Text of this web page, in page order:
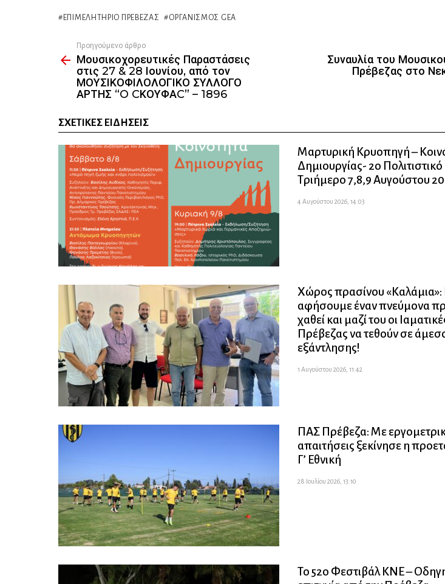
ΕΠΙΜΕΛΗΤΉΡΙΟ ΠΡΈΒΕΖΑΣ ΟΡΓΑΝΙΣΜΌΣ GEA
more
Προηγούμενο άρθρο
Μουσικοχορευτικές Παραστάσεις
στις 27 & 28 Ιουνίου, από τον
ΜΟΥΣΙΚΟΦΙΛΟΛΟΓΙΚΟ ΣΥΛΛΟΓΟ
ΑΡΤΗΣ “O CΚΟΥΦΑC” – 1896
Συναυλία του
Πρέβεζας στο
ΣΧΕΤΙΚΈΣ ΕΙΔΉΣΕΙΣ
Μαρτυρική Κρυοπηγή –
Δημιουργίας- 2ο Πολιτιστικό
Τριήμερο 7,8,9 Αυγούστου
4 Αυγούστου 2026, 14:03
Χώρος πρασίνου
αφήσουμε έναν πνεύμονα
χαθεί και μαζί του οι
Πρέβεζας να τεθούν σε
εξάντλησης!
1 Αυγούστου 2026, 11:42
ΠΑΣ Πρέβεζα: Με
απαιτήσεις ξεκίνησε η
Γ’ Εθνική
28 Ιουλίου 2026, 13:10
Το 52ο Φεστιβάλ ΚΝΕ –